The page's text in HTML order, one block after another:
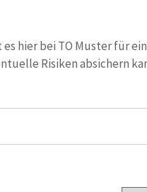
hier bei TO Muster für
Risiken absichern